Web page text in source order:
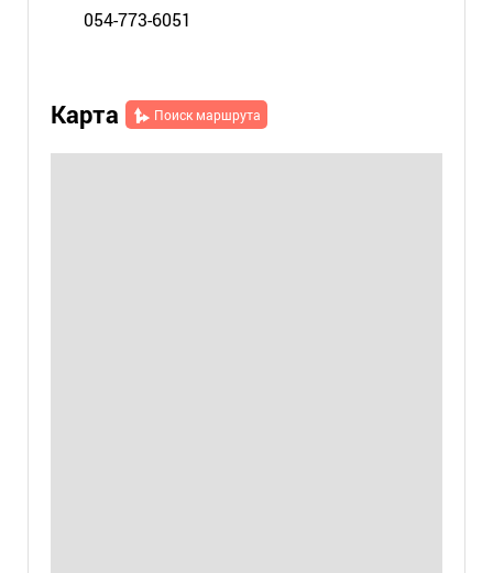
054-773-6051
Карта Поиск маршрута